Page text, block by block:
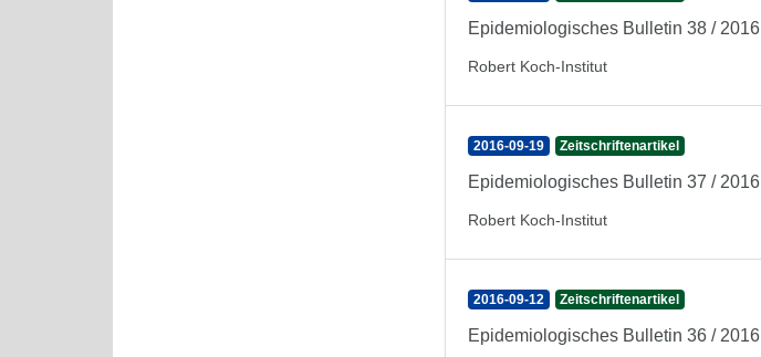
Epidemiologisches Bulletin 38 / 2016
Robert Koch-Institut
2016-09-19 Zeitschriftenartikel
Epidemiologisches Bulletin 37 / 2016
Robert Koch-Institut
2016-09-12 Zeitschriftenartikel
Epidemiologisches Bulletin 36 / 2016